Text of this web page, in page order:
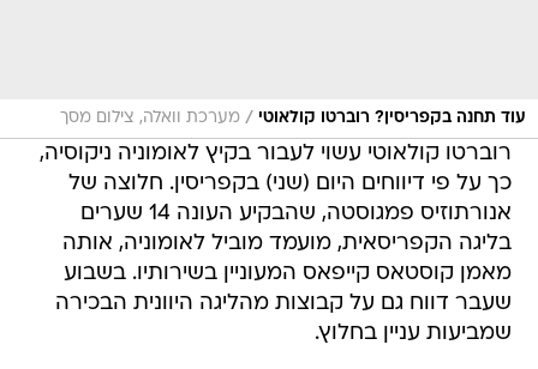
עוד תחנה בקפריסין? רוברטו קולאוטי / מערכת וואלה, צילום מסך
רוברטו קולאוטי עשוי לעבור בקיץ לאומוניה ניקוסיה,
כך על פי דיווחים היום (שני) בקפריסין. חלוצה של
אנורתוזיס פמגוסטה, שהבקיע העונה 14 שערים
בליגה הקפריסאית, מועמד מוביל לאומוניה, אותה
מאמן קוסטאס קייפאס המעוניין בשירותיו. בשבוע
שעבר דווח גם על קבוצות מהליגה היוונית הבכירה
שמביעות עניין בחלוץ.